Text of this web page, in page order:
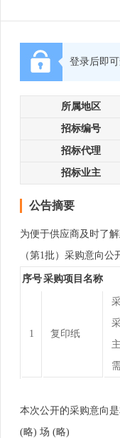
登录后即
所属地区
招标编号
招标代理
招标业主
公告摘要
为便于供应商及时了
（第1批）采购意向公
序号采购项目名称
1 复印纸
本次公开的采购意向
(略) 场 (略)